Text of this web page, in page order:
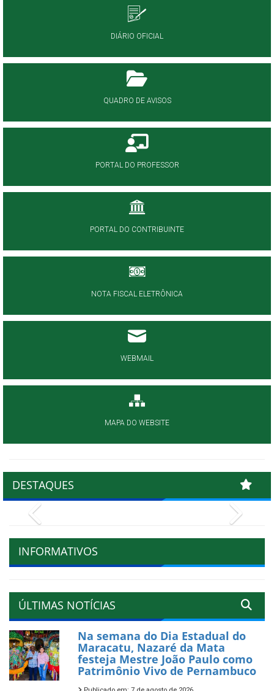
DIÁRIO OFICIAL
QUADRO DE AVISOS
PORTAL DO PROFESSOR
PORTAL DO CONTRIBUINTE
NOTA FISCAL ELETRÔNICA
WEBMAIL
MAPA DO WEBSITE
DESTAQUES
INFORMATIVOS
ÚLTIMAS NOTÍCIAS
Na semana do Dia Estadual do
Maracatu, Nazaré da Mata
festeja Mestre João Paulo como
Patrimônio Vivo de Pernambuco